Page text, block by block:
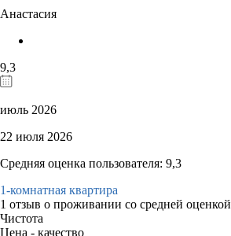
Анастасия
9,3
июль 2026
22 июля 2026
Средняя оценка пользователя: 9,3
1-комнатная квартира
1 отзыв о проживании со средней оценкой
Чистота
Цена - качество